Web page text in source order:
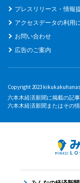
プレスリリース・情報
アクセスデータの利用
お問い合わせ
広告のご案内
Copyright 2023
六本木経済新聞に掲載の記
六本木経済新聞またはその